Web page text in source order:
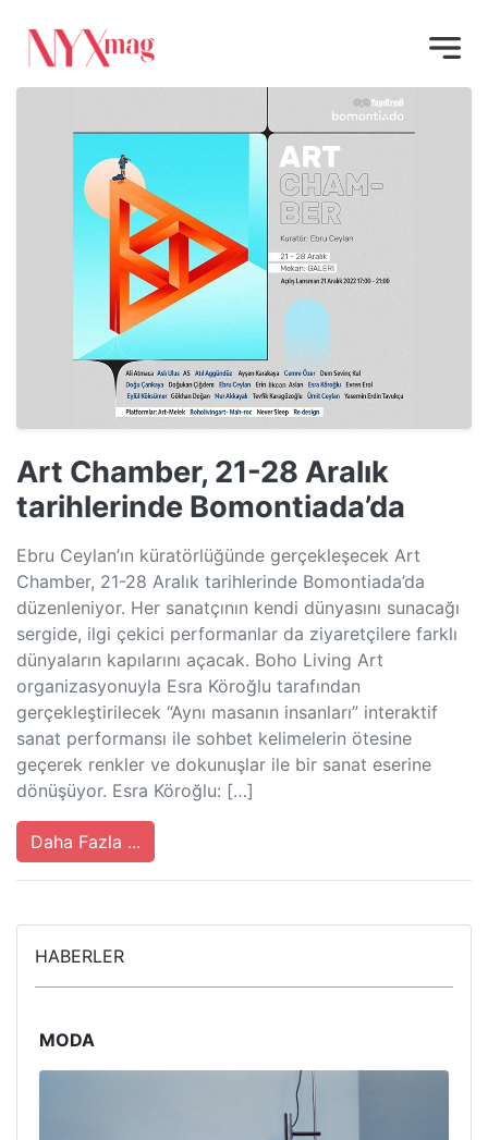
Art Chamber, 21-28 Aralık
tarihlerinde Bomontiada’da
Ebru Ceylan’ın küratörlüğünde gerçekleşecek Art
Chamber, 21-28 Aralık tarihlerinde Bomontiada’da
düzenleniyor. Her sanatçının kendi dünyasını sunacağı
sergide, ilgi çekici performanlar da ziyaretçilere farklı
dünyaların kapılarını açacak. Boho Living Art
organizasyonuyla Esra Köroğlu tarafından
gerçekleştirilecek “Aynı masanın insanları” interaktif
sanat performansı ile sohbet kelimelerin ötesine
geçerek renkler ve dokunuşlar ile bir sanat eserine
dönüşüyor. Esra Köroğlu: […]
Daha Fazla ...
HABERLER
MODA